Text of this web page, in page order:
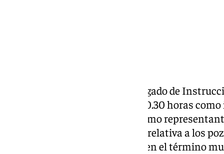
Este jueves 20 de febrero, el Juzgado de
Mayor (Sevilla) ha citado a las 10.30 horas
Irujo Hohenlohe-Lagenburg, como
Eurotecnia Agraria, en la causa relativa a los
autorizados de la finca Aljóbar, en el término